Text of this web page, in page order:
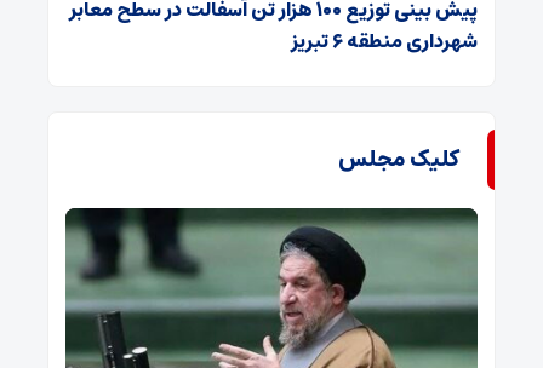
پیش بینی توزیع ۱۰۰ هزار تن آسفالت در سطح معابر
شهرداری منطقه ۶ تبریز
کلیک مجلس